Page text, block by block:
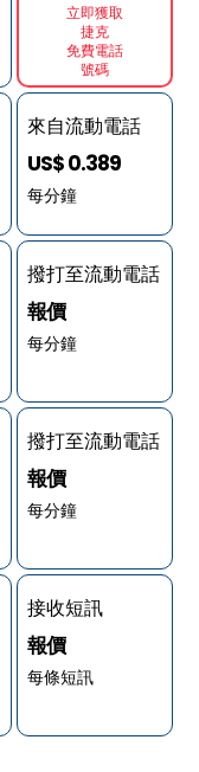
立即獲取
捷克
免費電話
號碼
來自流動電話
US$ 0.389
每分鐘
撥打至流動電話
報價
每分鐘
撥打至流動電話
報價
每分鐘
接收短訊
報價
每條短訊